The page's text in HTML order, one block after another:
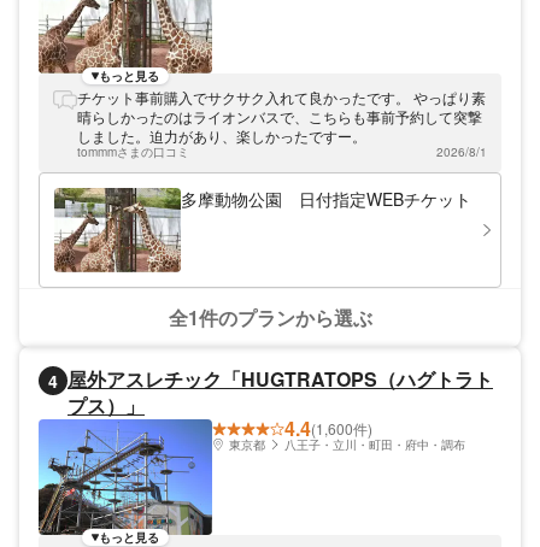
もっと見る
チケット事前購入でサクサク入れて良かったです。 やっぱり素
晴らしかったのはライオンバスで、こちらも事前予約して突撃
しました。迫力があり、楽しかったですー。
tommmさまの口コミ 2026/8/1
多摩動物公園 日付指定WEBチケット
全1件のプランから選ぶ
4 屋外アスレチック「HUGTRATOPS（ハグトラト
プス）」
4.4(1,600件)
東京都 八王子・立川・町田・府中・調布
もっと見る